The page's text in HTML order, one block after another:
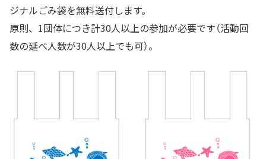
ジナルごみ袋を無料送付します。
原則、1団体につき計30人以上の参加が必要です（活動回
数の延べ人数が30人以上でも可）。